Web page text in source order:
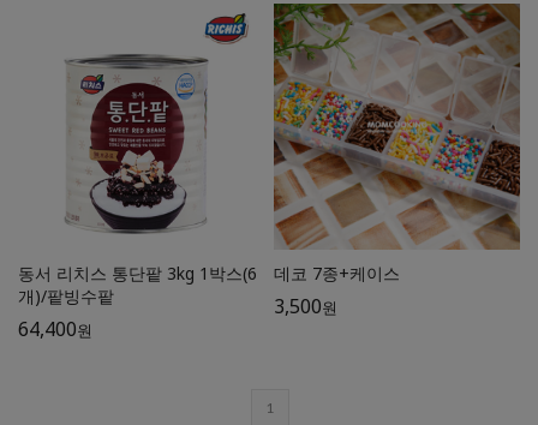
동서 리치스 통단팥 3kg 1박스(6
개)/팥빙수팥
64,400원
데코 7종+케이스
3,500원
1